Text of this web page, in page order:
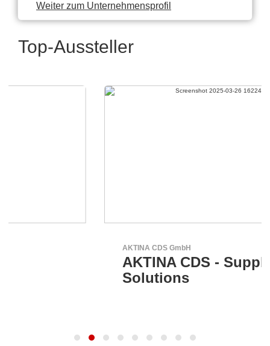
Weiter zum Unternehmensprofil
Top-Aussteller
AKTINA CDS - Supply Chain